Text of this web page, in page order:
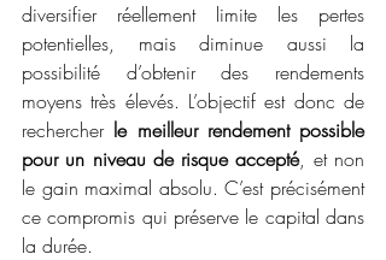
diversifier réellement limite les pertes
potentielles, mais diminue aussi la
possibilité d’obtenir des rendements
moyens très élevés. L’objectif est donc de
rechercher le meilleur rendement possible
pour un niveau de risque accepté, et non
le gain maximal absolu. C’est précisément
ce compromis qui préserve le capital dans
la durée.